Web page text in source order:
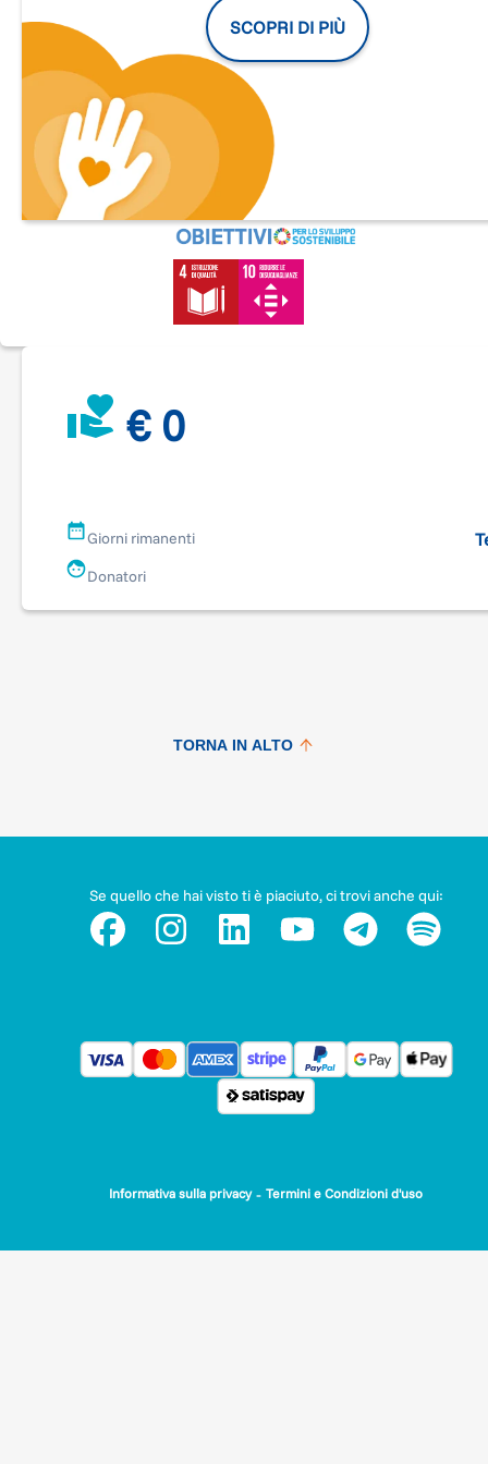
dall'opaca forma del nostro esserci - che ognuno di noi
nell'infinita sproporzione tra ciò che sperimenta in sé
ciò che sa esprimere.
La Cooperativa Seconda Navigazione ha sede nel comune di
Buccinasco ed è stata riconosciuta come unità di offerta
educativa di carattere sperimentale dal Comune di
con delibera n.175 del 5/09/2018.
Problematica affrontata
I ragazzi affetti da disabilità gravissima (multisensoriale, in
carrozzina, incapaci di parlare e spesso comunicare) si
ritrovano completamente a carico della famiglia in assenza
luoghi di socialità e di divertimento.
Descrizione del progetto proposto
dei normali percorsi scolastici. Il sollievo può essere, a
seconda delle necessità della famiglia, da un periodo inteso
ma limitato a una frequenza costante al centro magari anche
Fondamentale per la famiglia e i ragazzi, ma anche per tutto
territorio sociale intorno, per un approccio positivo a una
situazione oggettivamente complicata, al limite
dell'insostenibilità se lasciati da soli.
SCOPRI DI PIÙ
€ 0
Giorni rimanenti
Donatori
TORNA IN ALTO
Se quello che hai visto ti è piaciuto, ci trovi anche qui:
Informativa sulla privacy - Termini e Condizioni d'uso